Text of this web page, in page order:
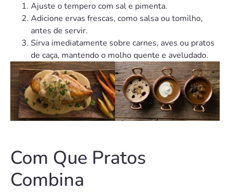
Ajuste o tempero com sal e pimenta.
Adicione ervas frescas, como salsa ou tomilho,
antes de servir.
Sirva imediatamente sobre carnes, aves ou pratos
de caça, mantendo o molho quente e aveludado.
Com Que Pratos
Combina